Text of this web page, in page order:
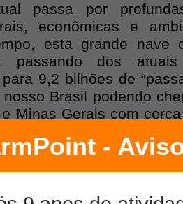
passa por
econômicas e
esta grande nave
passando dos
para 9,2 bilhões de
Brasil podendo
Minas Gerais com
Parece distante,
esta marca, tempo
rápido.
a geração de